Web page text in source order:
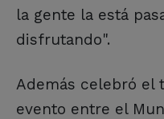
la gente la está
disfrutando".
Además celebró el
evento entre el